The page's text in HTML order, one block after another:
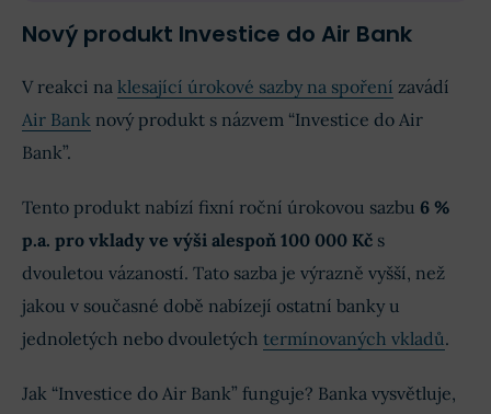
Nový produkt Investice do Air Bank
V reakci na klesající úrokové sazby na spoření zavádí
Air Bank nový produkt s názvem “Investice do Air
Bank”.
Tento produkt nabízí fixní roční úrokovou sazbu 6 %
p.a. pro vklady ve výši alespoň 100 000 Kč s
dvouletou vázaností. Tato sazba je výrazně vyšší, než
jakou v současné době nabízejí ostatní banky u
jednoletých nebo dvouletých termínovaných vkladů.
Jak “Investice do Air Bank” funguje? Banka vysvětluje,